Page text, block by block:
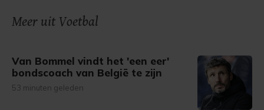
gemaakte keuze altijd wijzigen of intrekken.
Meer uit Voetbal
Van Bommel vindt het 'een eer'
bondscoach van België te zijn
53 minuten geleden